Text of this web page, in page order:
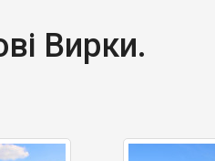
Вирки.